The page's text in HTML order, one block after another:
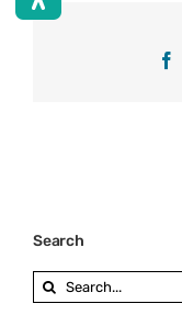
Search
Search
for: